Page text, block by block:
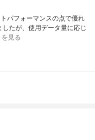
パフォーマンスの点で優れ
たが、使用データ量に応じ
見る